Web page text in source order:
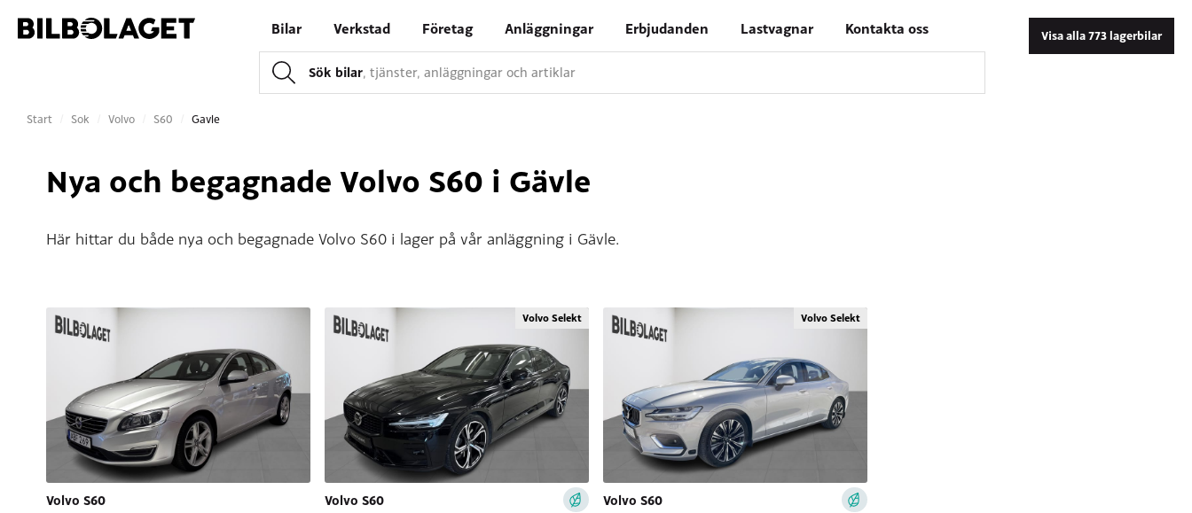
Bilar Verkstad Företag Anläggningar Erbjudanden Lastvagnar Kontakta oss
Sök bilar, tjänster, anläggningar och artiklar
Visa alla 773 lagerbilar
Start Sok Volvo S60 Gavle
Nya och begagnade Volvo S60 i Gävle
Här hittar du både nya och begagnade Volvo S60 i lager på vår anläggning i Gävle.
Volvo S60
Volvo Selekt
Volvo S60
Volvo Selekt
Volvo S60